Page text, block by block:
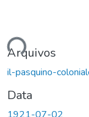
Arquivos
il-pasquino-
Data